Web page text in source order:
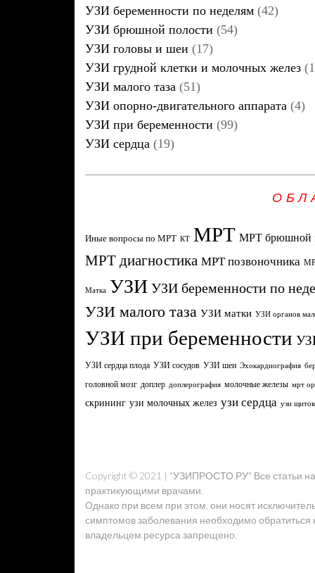
УЗИ беременности по неделям (42)
УЗИ брюшной полости (54)
УЗИ головы и шеи (17)
УЗИ грудной клетки и молочных желез
УЗИ малого таза (51)
УЗИ опорно-двигательного аппарата (4)
УЗИ при беременности (99)
УЗИ сердца (19)
Иные вопросы по МРТ КТ МРТ МРТ брюшной
МРТ диагностика МРТ позвоночника
Матка УЗИ УЗИ беременности по
УЗИ малого таза УЗИ матки УЗИ органов
УЗИ при беременности
УЗИ сердца плода УЗИ сосудов УЗИ шеи Эхокардиография
головной мозг доплер доплерография молочные железы мрт
скрининг узи молочных желез узи сердца узи
Copyright © 2021 | "УЗИПРОСТО.РУ" Все статьи
практикующими врачами.
Однако при всем при этом, они носят
симптомов заболевания необходимо обратиться
владельцем ресурса запрещено.